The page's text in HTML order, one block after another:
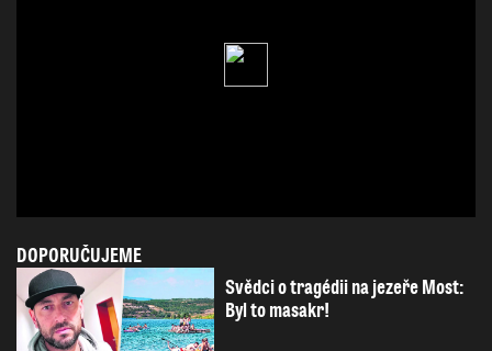
DOPORUČUJEME
Svědci o tragédii na jezeře Most:
Byl to masakr!